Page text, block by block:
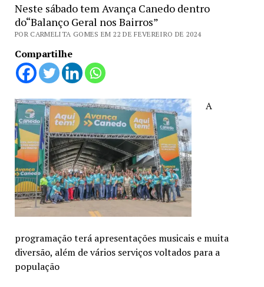
Neste sábado tem Avança Canedo dentro
do“Balanço Geral nos Bairros”
POR CARMELITA GOMES EM 22 DE FEVEREIRO DE 2024
Compartilhe
A
programação terá apresentações musicais e muita
diversão, além de vários serviços voltados para a
população